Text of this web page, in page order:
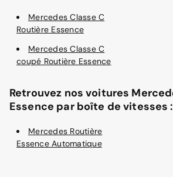
Mercedes Classe C
Routière Essence
Mercedes Classe C
coupé Routière Essence
Retrouvez nos voitures
Essence par boîte de vitesses :
Mercedes Routière
Essence Automatique